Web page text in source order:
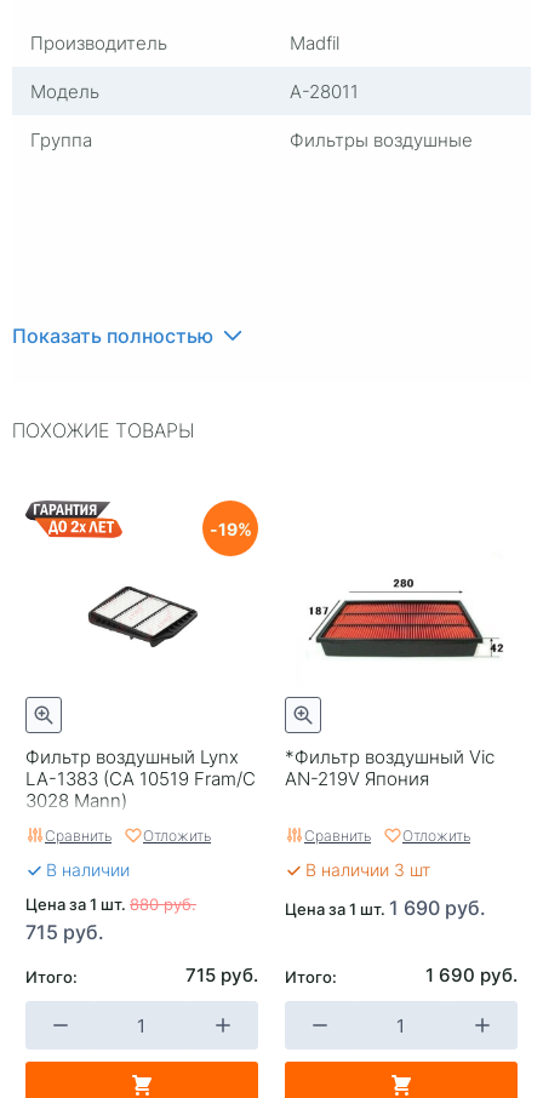
Производитель
Madfil
Модель
A-28011
Группа
Фильтры воздушные
Показать полностью
ПОХОЖИЕ ТОВАРЫ
Фильтр воздушный Lynx
LA-1383 (CA 10519 Fram/C
3028 Mann)
19
Сравнить Отложить
В наличии
Цена за 1 шт. 880 руб.
715 руб.
Итого: 715 руб.
*Фильтр воздушный Vic
AN-219V Япония
Сравнить Отложить
В наличии 3 шт
Цена за 1 шт. 1 690 руб.
Итого: 1 690 руб.